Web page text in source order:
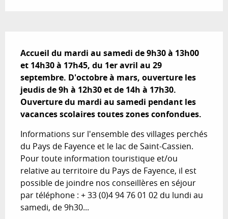
Accueil du mardi au samedi de 9h30 à 13h00
et 14h30 à 17h45, du 1er avril au 29
septembre. D'octobre à mars, ouverture les
jeudis de 9h à 12h30 et de 14h à 17h30.
Ouverture du mardi au samedi pendant les
vacances scolaires toutes zones confondues.
Informations sur l'ensemble des villages perchés
du Pays de Fayence et le lac de Saint-Cassien.
Pour toute information touristique et/ou
relative au territoire du Pays de Fayence, il est
possible de joindre nos conseillères en séjour
par téléphone : + 33 (0)4 94 76 01 02 du lundi au
samedi, de 9h30...